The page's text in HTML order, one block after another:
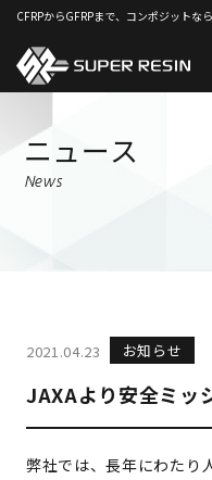
CFRPからGFRPまで、コンポジットな
ニュース
News
2021.04.23 お知らせ
JAXAより安全ミッ
弊社では、長年にわたり